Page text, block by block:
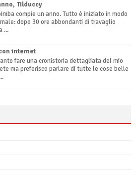
Tilduccy
compie un anno. Tutto è iniziato in modo
dopo 30 ore abbondanti di travaglio
...
internet
fare una cronistoria dettagliata del mio
ma preferisco parlare di tutte le cose belle